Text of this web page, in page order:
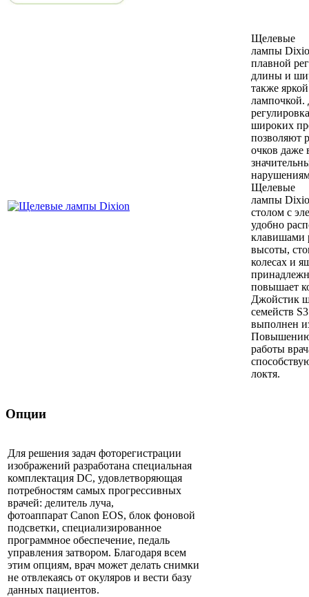
Щелевые
лампы
плавной
длины и
также
лампочкой.
широких
позволяют
очков даже
Щелевые
лампы
столом с
удобно
клавишами
высоты,
колесах и
повышает
Джойстик
семейств S
выполнен
работы
локтя.
Опции
Для решения задач фоторегистрации
изображений разработана специальная
комплектация DC, удовлетворяющая
потребностям самых прогрессивных
врачей: делитель луча,
фотоаппарат Canon EOS, блок фоновой
подсветки, специализированное
программное обеспечение, педаль
управления затвором. Благодаря всем
этим опциям, врач может делать снимки
не отвлекаясь от окуляров и вести базу
данных пациентов.